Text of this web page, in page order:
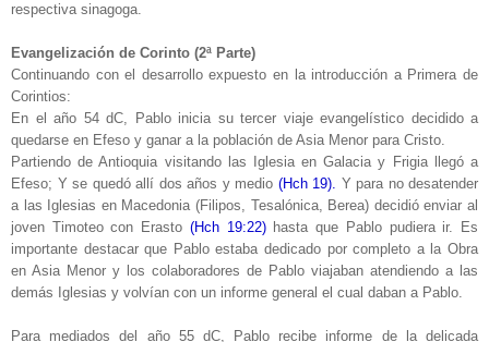
respectiva sinagoga.
Evangelización de Corinto (2ª Parte)
Continuando con el desarrollo expuesto en la introducción a Primera de
Corintios:
En el año 54 dC, Pablo inicia su tercer viaje evangelístico decidido a
quedarse en Efeso y ganar a la población de Asia Menor para Cristo.
Partiendo de Antioquia visitando las Iglesia en Galacia y Frigia llegó a
Efeso; Y se quedó allí dos años y medio (Hch 19). Y para no desatender
a las Iglesias en Macedonia (Filipos, Tesalónica, Berea) decidió enviar al
joven Timoteo con Erasto (Hch 19:22) hasta que Pablo pudiera ir. Es
importante destacar que Pablo estaba dedicado por completo a la Obra
en Asia Menor y los colaboradores de Pablo viajaban atendiendo a las
demás Iglesias y volvían con un informe general el cual daban a Pablo.
Para mediados del año 55 dC, Pablo recibe informe de la delicada